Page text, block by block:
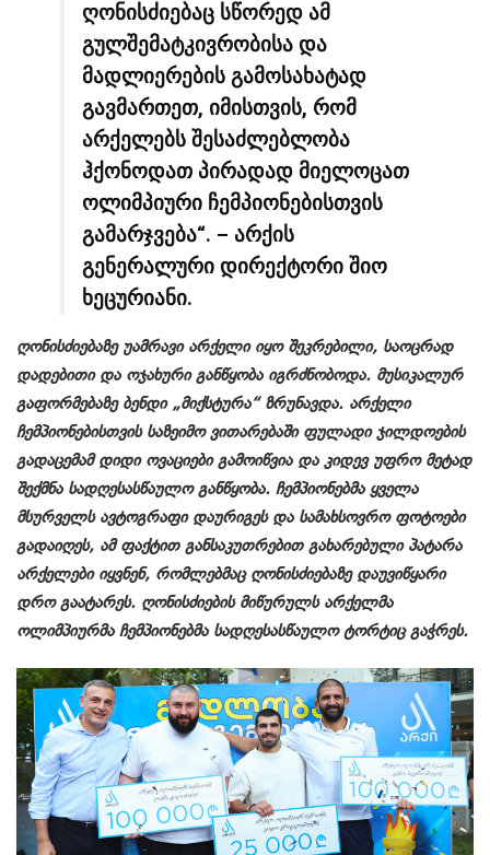
ღონისძიებაც სწორედ ამ
გულშემატკივრობისა და
მადლიერების გამოსახატად
გავმართეთ, იმისთვის, რომ
არქელებს შესაძლებლობა
ჰქონოდათ პირადად მიელოცათ
ოლიმპიური ჩემპიონებისთვის
გამარჯვება“. – არქის
გენერალური დირექტორი შიო
ხეცურიანი.
ღონისძიებაზე უამრავი არქელი იყო შეკრებილი, საოცრად
დადებითი და ოჯახური განწყობა იგრძნობოდა. მუსიკალურ
გაფორმებაზე ბენდი „მიქსტურა“ ზრუნავდა. არქელი
ჩემპიონებისთვის საზეიმო ვითარებაში ფულადი ჯილდოების
გადაცემამ დიდი ოვაციები გამოიწვია და კიდევ უფრო მეტად
შექმნა სადღესასწაულო განწყობა. ჩემპიონებმა ყველა
მსურველს ავტოგრაფი დაურიგეს და სამახსოვრო ფოტოები
გადაიღეს, ამ ფაქტით განსაკუთრებით გახარებული პატარა
არქელები იყვნენ, რომლებმაც ღონისძიებაზე დაუვიწყარი
დრო გაატარეს. ღონისძიების მიწურულს არქელმა
ოლიმპიურმა ჩემპიონებმა სადღესასწაულო ტორტიც გაჭრეს.